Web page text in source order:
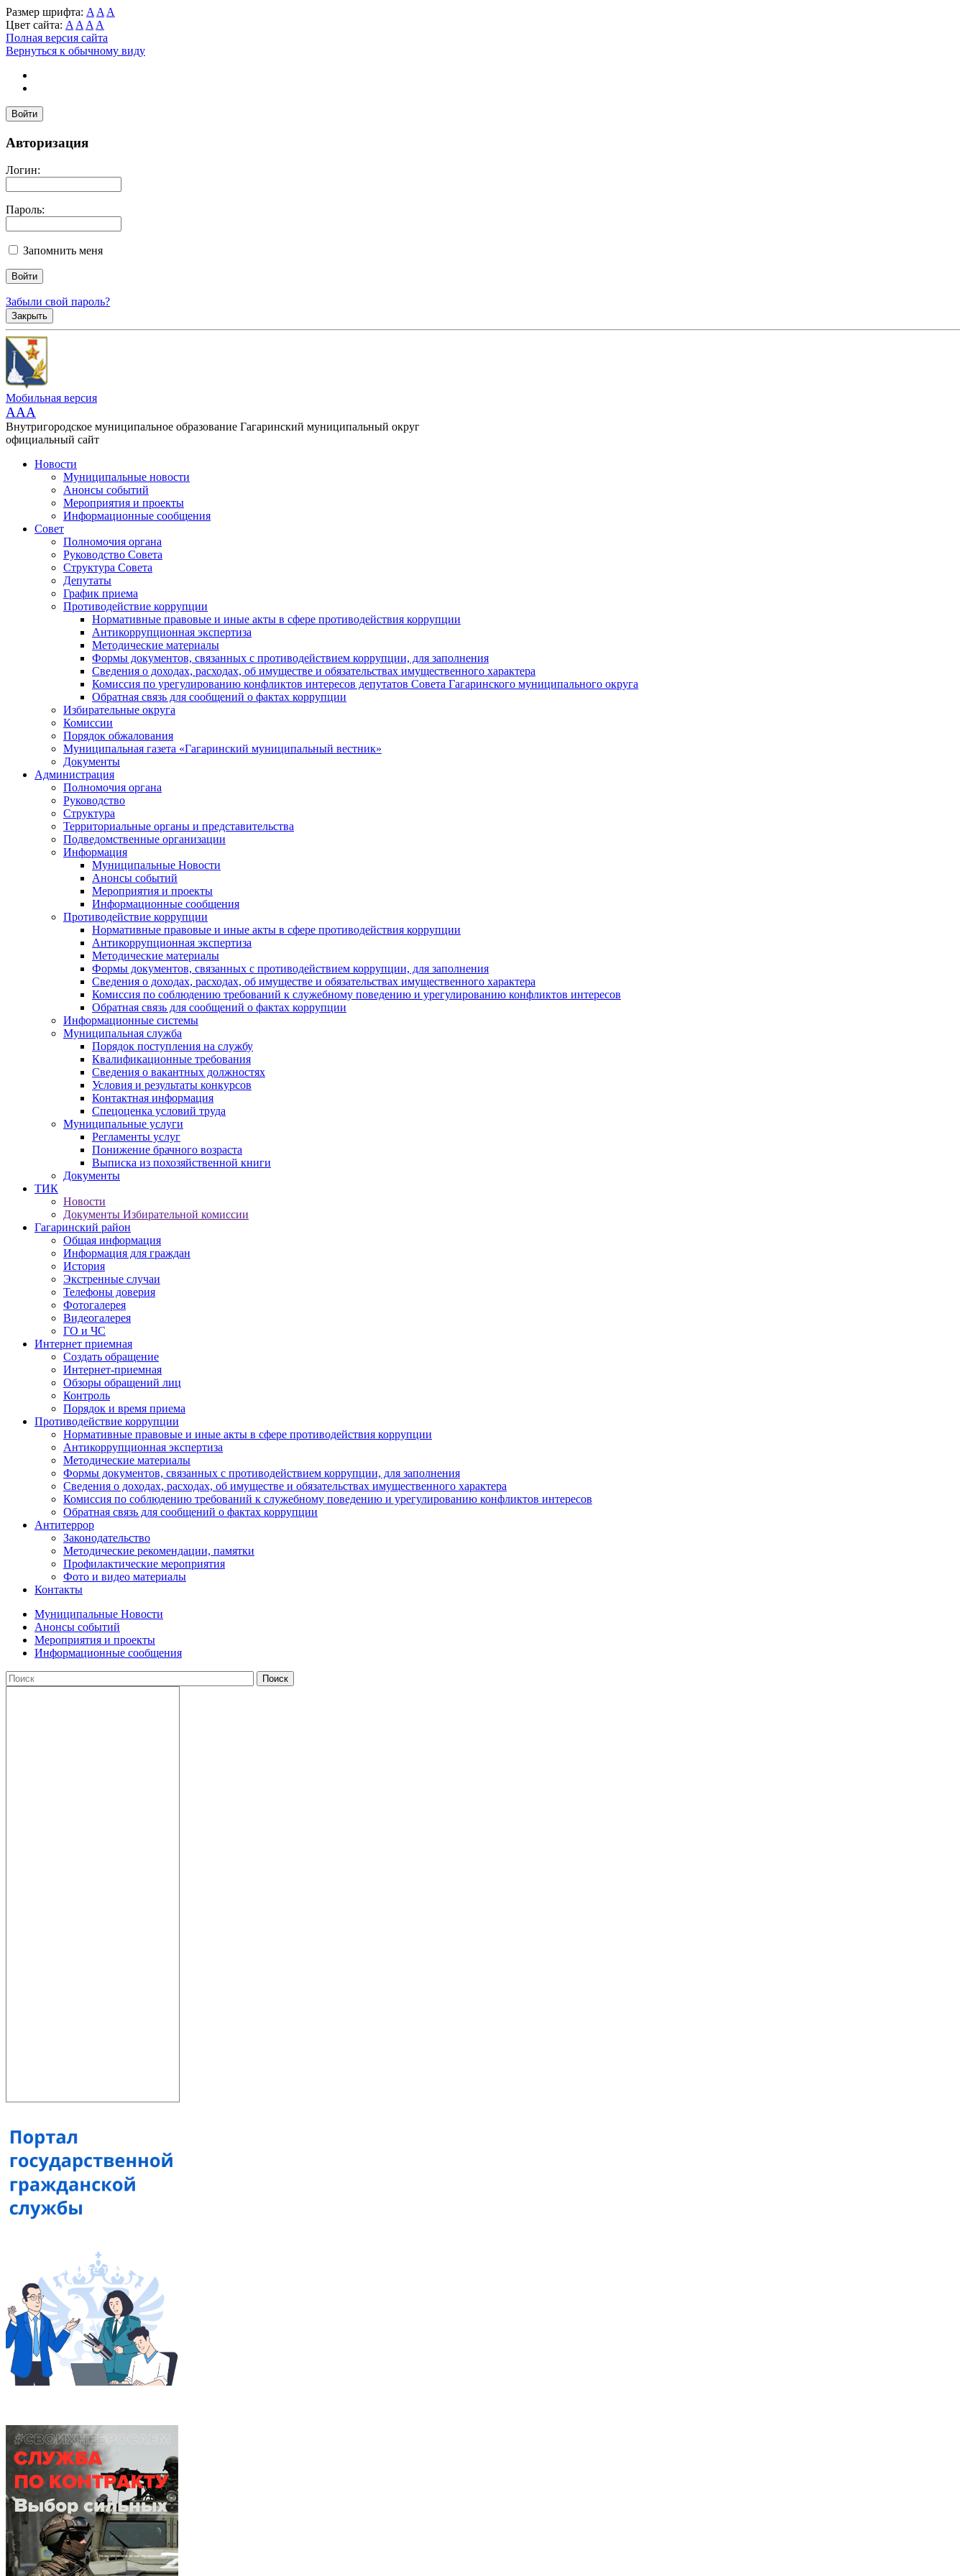
Размер шрифта: A A A
Цвет сайта: A A A A
Полная версия сайта
Вернуться к обычному виду
Войти
Авторизация
Логин:
Пароль:
Запомнить меня
Забыли свой пароль?
Закрыть
Мобильная версия
AAA
Внутригородское муниципальное образование Гагаринский муниципальный округ
официальный сайт
Новости
Муниципальные новости
Анонсы событий
Мероприятия и проекты
Информационные сообщения
Совет
Полномочия органа
Руководство Совета
Структура Совета
Депутаты
График приема
Противодействие коррупции
Нормативные правовые и иные акты в сфере противодействия коррупции
Антикоррупционная экспертиза
Методические материалы
Формы документов, связанных с противодействием коррупции, для заполнения
Сведения о доходах, расходах, об имуществе и обязательствах имущественного характера
Комиссия по урегулированию конфликтов интересов депутатов Совета Гагаринского муниципального округа
Обратная связь для сообщений о фактах коррупции
Избирательные округа
Комиссии
Порядок обжалования
Муниципальная газета «Гагаринский муниципальный вестник»
Документы
Администрация
Полномочия органа
Руководство
Структура
Территориальные органы и представительства
Подведомственные организации
Информация
Муниципальные Новости
Анонсы событий
Мероприятия и проекты
Информационные сообщения
Противодействие коррупции
Нормативные правовые и иные акты в сфере противодействия коррупции
Антикоррупционная экспертиза
Методические материалы
Формы документов, связанных с противодействием коррупции, для заполнения
Сведения о доходах, расходах, об имуществе и обязательствах имущественного характера
Комиссия по соблюдению требований к служебному поведению и урегулированию конфликтов интересов
Обратная связь для сообщений о фактах коррупции
Информационные системы
Муниципальная служба
Порядок поступления на службу
Квалификационные требования
Сведения о вакантных должностях
Условия и результаты конкурсов
Контактная информация
Спецоценка условий труда
Муниципальные услуги
Регламенты услуг
Понижение брачного возраста
Выписка из похозяйственной книги
Документы
ТИК
Новости
Документы Избирательной комиссии
Гагаринский район
Общая информация
Информация для граждан
История
Экстренные случаи
Телефоны доверия
Фотогалерея
Видеогалерея
ГО и ЧС
Интернет приемная
Создать обращение
Интернет-приемная
Обзоры обращений лиц
Контроль
Порядок и время приема
Противодействие коррупции
Нормативные правовые и иные акты в сфере противодействия коррупции
Антикоррупционная экспертиза
Методические материалы
Формы документов, связанных с противодействием коррупции, для заполнения
Сведения о доходах, расходах, об имуществе и обязательствах имущественного характера
Комиссия по соблюдению требований к служебному поведению и урегулированию конфликтов интересов
Обратная связь для сообщений о фактах коррупции
Антитеррор
Законодательство
Методические рекомендации, памятки
Профилактические мероприятия
Фото и видео материалы
Контакты
Муниципальные Новости
Анонсы событий
Мероприятия и проекты
Информационные сообщения